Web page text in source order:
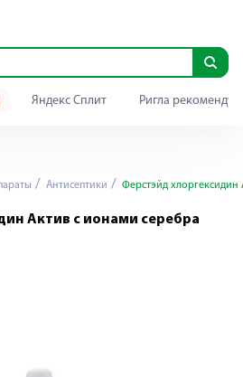
Яндекс Сплит Ригла
Антисептики Ферстэйд
Актив с ионами серебра